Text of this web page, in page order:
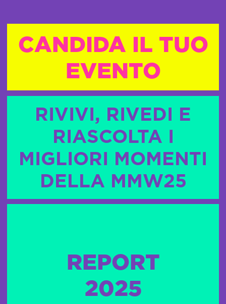
CANDIDA IL TUO
EVENTO
RIVIVI, RIVEDI E
RIASCOLTA I
MIGLIORI MOMENTI
DELLA MMW25
REPORT
2025